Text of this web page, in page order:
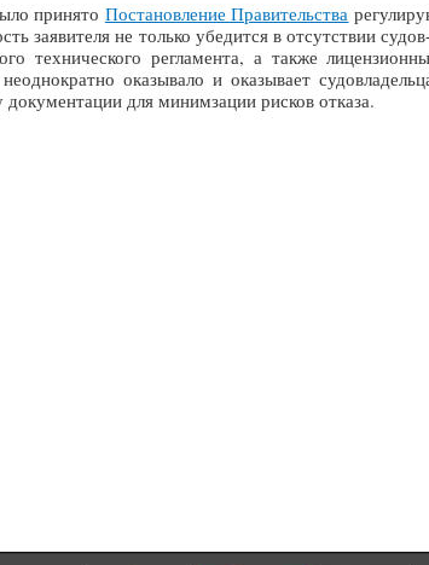
принято Постановление Правительства
заявителя не только убедится в отсутствии
технического регламента, а также
оказывало и оказывает
для минимзации рисков отказа.